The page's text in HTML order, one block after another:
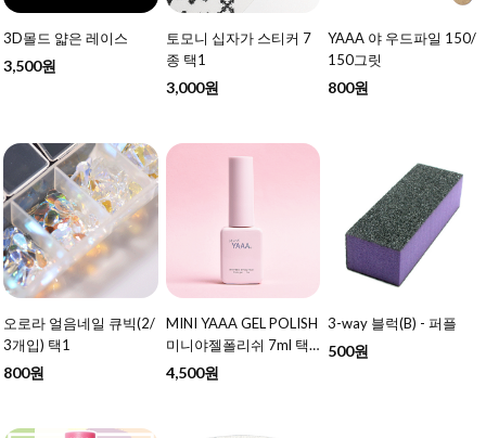
3D몰드 얇은 레이스
3,500원
토모니 십자가 스티커 7
종 택1
3,000원
YAAA 야 우드파일 150/
150그릿
800원
오로라 얼음네일 큐빅(2/
3개입) 택1
800원
MINI YAAA GEL POLISH
미니야젤폴리쉬 7ml 택1
- 여름 신상 추가
4,500원
3-way 블럭(B) - 퍼플
500원